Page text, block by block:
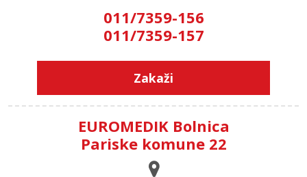
011/7359-156
011/7359-157
Zakaži
EUROMEDIK Bolnica
Pariske komune 22